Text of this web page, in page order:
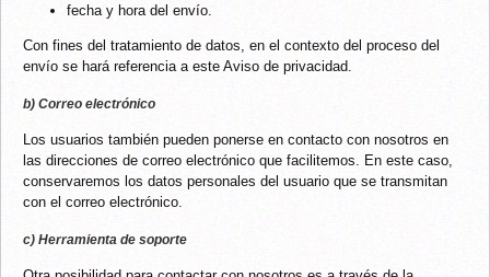
fecha y hora del envío.
Con fines del tratamiento de datos, en el contexto del proceso del
envío se hará referencia a este Aviso de privacidad.
b) Correo electrónico
Los usuarios también pueden ponerse en contacto con nosotros en
las direcciones de correo electrónico que facilitemos. En este caso,
conservaremos los datos personales del usuario que se transmitan
con el correo electrónico.
c) Herramienta de soporte